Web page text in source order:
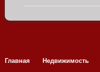
Главная Недвижимость